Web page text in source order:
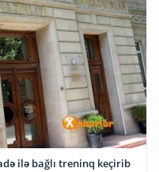
ilə bağlı treninq keçirib